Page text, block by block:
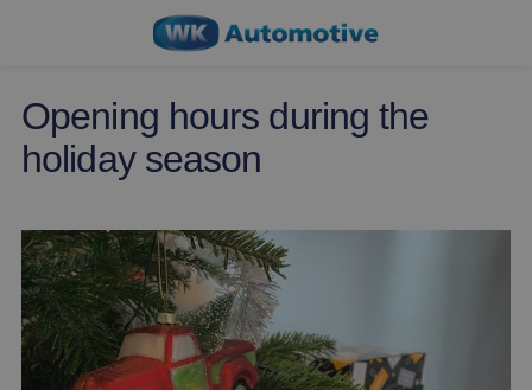
Opening hours during the
holiday season